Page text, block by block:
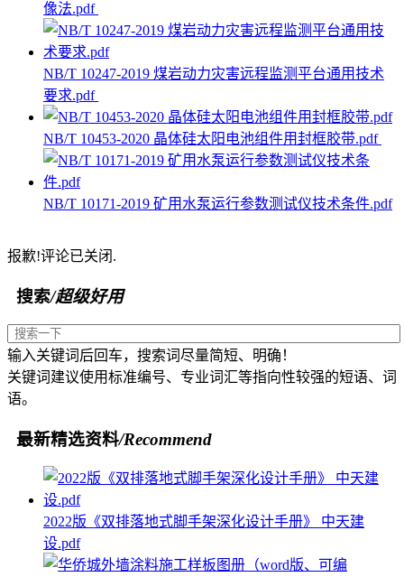
像法.pdf
NB/T 10247-2019 煤岩动力灾害远程监测平台通用技术
要求.pdf
NB/T 10453-2020 晶体硅太阳电池组件用封框胶带.pdf
NB/T 10171-2019 矿用水泵运行参数测试仪技术条件.pdf
报歉!评论已关闭.
搜索/超级好用
输入关键词后回车，搜索词尽量简短、明确！
关键词建议使用标准编号、专业词汇等指向性较强的短语、词
语。
最新精选资料/Recommend
2022版《双排落地式脚手架深化设计手册》 中天建
设.pdf